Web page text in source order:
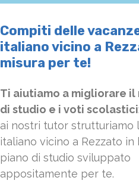
Compiti delle
italiano vicino a
misura per te!
Ti aiutiamo a migliorare il
di studio e i voti scolastici
ai nostri tutor strutturiamo
italiano vicino a Rezzato in
piano di studio sviluppato
appositamente per te.